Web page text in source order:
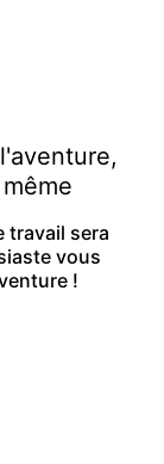
travail sera
vous
!